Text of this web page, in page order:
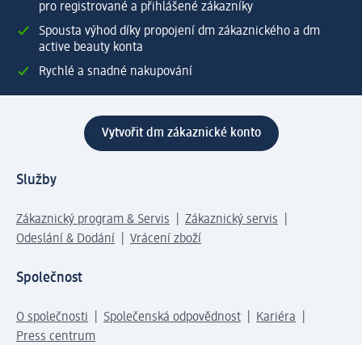
pro registrované a přihlášené zákazníky
Spousta výhod díky propojení dm zákaznického a dm
active beauty konta
Rychlé a snadné nakupování
Vytvořit dm zákaznické konto
Služby
Zákaznický program & Servis
Zákaznický servis
Odeslání & Dodání
Vrácení zboží
Společnost
O společnosti Společenská odpovědnost
Kariéra
Press centrum